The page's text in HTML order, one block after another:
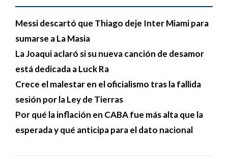
Messi descartó que Thiago deje Inter Miami para
sumarse a La Masia
La Joaqui aclaró si su nueva canción de desamor
está dedicada a Luck Ra
Crece el malestar en el oficialismo tras la fallida
sesión por la Ley de Tierras
Por qué la inflación en CABA fue más alta que la
esperada y qué anticipa para el dato nacional